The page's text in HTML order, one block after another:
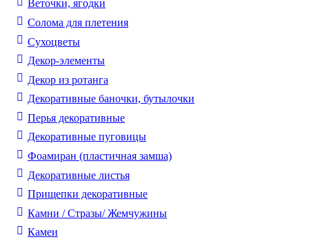
Веточки, ягодки
Солома для плетения
Cухоцветы
Декор-элементы
Декор из ротанга
Декоративные баночки, бутылочки
Перья декоративные
Декоративные пуговицы
Фоамиран (пластичная замша)
Декоративные листья
Прищепки декоративные
Камни / Cтразы/ Жемчужины
Камеи